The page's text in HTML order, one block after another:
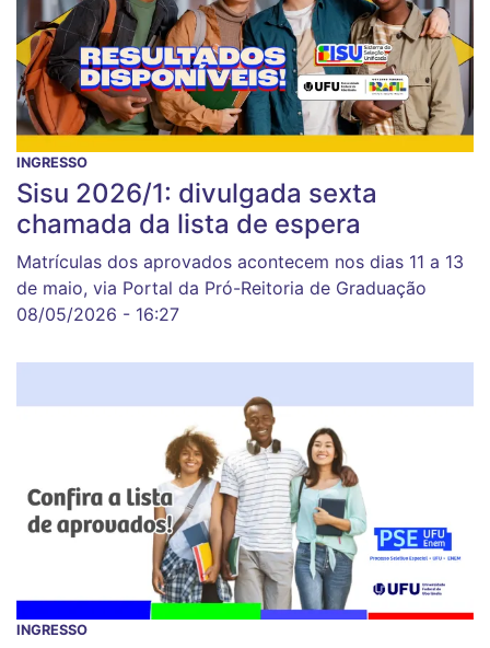
INGRESSO
Sisu 2026/1: divulgada sexta
chamada da lista de espera
Matrículas dos aprovados acontecem nos dias 11 a 13
de maio, via Portal da Pró-Reitoria de Graduação
08/05/2026 - 16:27
INGRESSO